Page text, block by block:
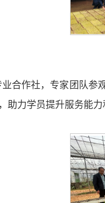
合作社，专家团队参
助力学员提升服务能